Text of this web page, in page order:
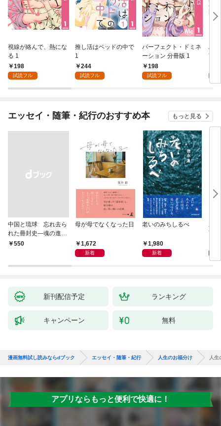
視線が絡んで、熱にな
る 1
198
試読フル
推し活はベッドの中で
1
244
試読フル
パーフェクト・ドミネ
ーション 分冊版 1
198
試読フル
ふ
言
エッセイ・随筆・紀行のおすすめ本 もっと見る
中国と琉球 忘れ去ら
れた冊封史―魂の進化
―
￥550
母が母でなくなった日
1,672
新着
老いのみちしるべ
1,980
新着
新
育
新刊配信予定 ランキング
キャンペーン 無料
漫画無料試し読みならdブック エッセイ・随筆・紀行 人生のお福分け 人生
アプリならもっと便利で快適に！